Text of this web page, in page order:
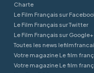
Charte
Le Film Français sur
Le Film Français sur Twitter
Le Film Français sur Google+
Toutes les news
Votre magazine Le film
Votre magazine Le film